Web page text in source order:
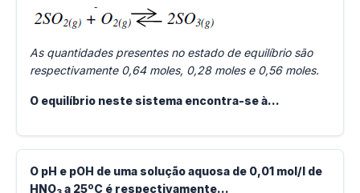
As quantidades presentes no estado de equilíbrio são
respectivamente 0,64 moles, 0,28 moles e 0,56 moles.
O equilíbrio neste sistema encontra-se à…
O pH e pOH de uma solução aquosa de 0,01 mol/l de
HNO a 25ºC é respectivamente…